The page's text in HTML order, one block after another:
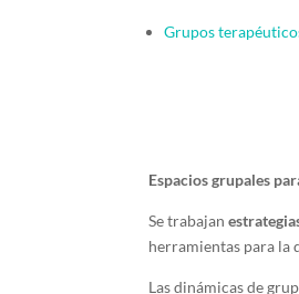
Grupos
Espacios grupales
Se trabajan
herramientas para la
Las dinámicas de